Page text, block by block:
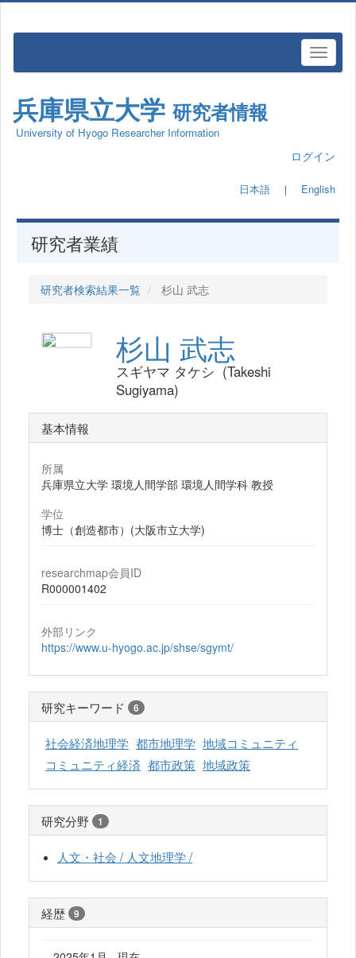
兵庫県立大学 研究者情報
University of Hyogo Researcher Information
ログイン
日本語 ｜ English
研究者業績
研究者検索結果一覧 杉山 武志
杉山 武志
スギヤマ タケシ (Takeshi
Sugiyama)
基本情報
所属
兵庫県立大学 環境人間学部 環境人間学科 教授
学位
博士（創造都市）(大阪市立大学)
researchmap会員ID
R000001402
外部リンク
https://www.u-hyogo.ac.jp/shse/sgymt/
研究キーワード 6
社会経済地理学 都市地理学 地域コミュニティ
コミュニティ経済 都市政策 地域政策
研究分野 1
人文・社会 / 人文地理学 /
経歴 9